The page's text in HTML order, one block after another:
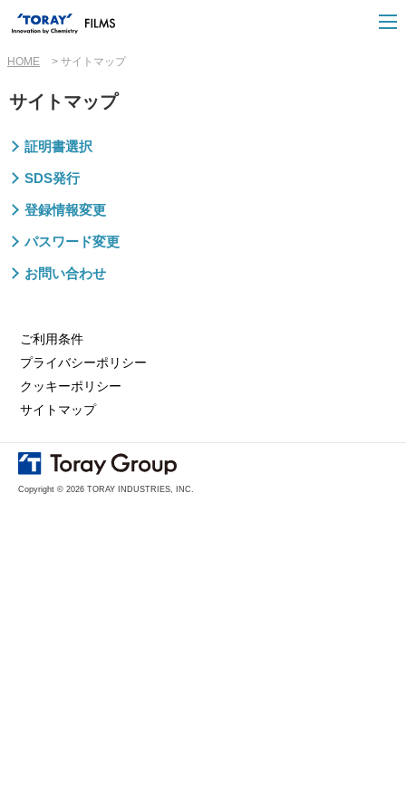
HOME サイトマップ
サイトマップ
証明書選択
SDS発行
登録情報変更
パスワード変更
お問い合わせ
ご利用条件
プライバシーポリシー
クッキーポリシー
サイトマップ
Copyright © 2026 TORAY INDUSTRIES, INC.